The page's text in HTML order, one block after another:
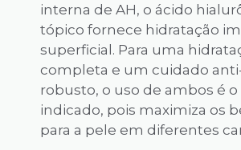
interna de AH, o ácido
tópico fornece hidratação
superficial. Para uma
completa e um cuidado
robusto, o uso de ambos é o
indicado, pois maximiza os
para a pele em diferentes